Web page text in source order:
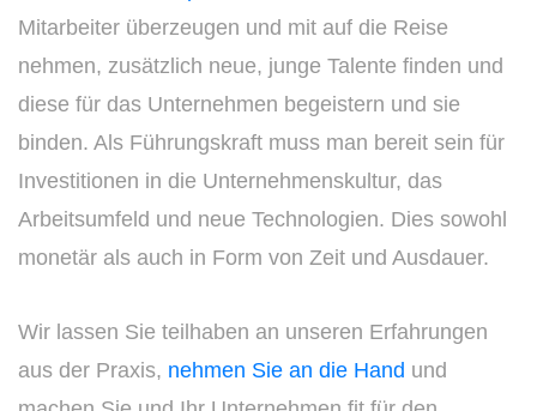
Mitarbeiter überzeugen und mit auf die Reise
nehmen, zusätzlich neue, junge Talente finden und
diese für das Unternehmen begeistern und sie
binden. Als Führungskraft muss man bereit sein für
Investitionen in die Unternehmenskultur, das
Arbeitsumfeld und neue Technologien. Dies sowohl
monetär als auch in Form von Zeit und Ausdauer.
Wir lassen Sie teilhaben an unseren Erfahrungen
aus der Praxis, nehmen Sie an die Hand und